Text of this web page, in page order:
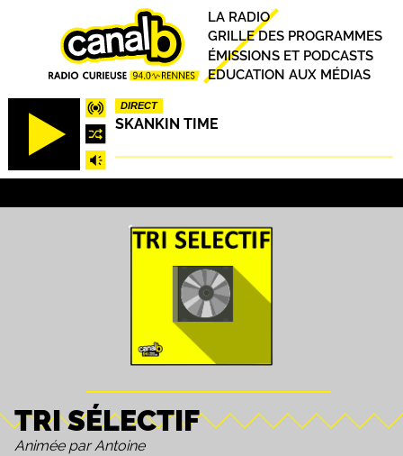
DIRECT
SKANKIN TIME
Principal
LA RADIO
GRILLE DES PROGRAMMES
ÉMISSIONS ET PODCASTS
EDUCATION AUX MÉDIAS
TRI SÉLECTIF
Animée par Antoine